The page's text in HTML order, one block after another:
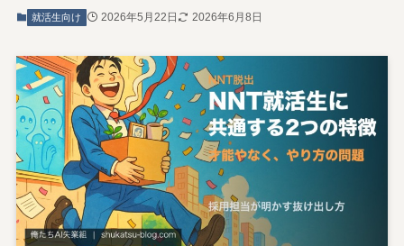
就活生向け 2026年5月22日 2026年6月8日